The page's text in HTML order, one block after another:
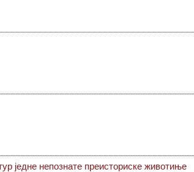
једне непознате преисториске животиње